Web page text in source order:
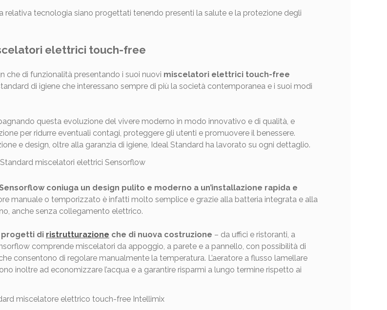
relativa tecnologia siano progettati tenendo presenti la salute e la protezione degli
elettrici touch-free
che di funzionalità presentando i suoi nuovi miscelatori elettrici touch-free
di igiene che interessano sempre di più la società contemporanea e i suoi modi
questa evoluzione del vivere moderno in modo innovativo e di qualità, e
per ridurre eventuali contagi, proteggere gli utenti e promuovere il benessere.
e design, oltre alla garanzia di igiene, Ideal Standard ha lavorato su ogni dettaglio.
coniuga un design pulito e moderno a un’installazione rapida e
manuale o temporizzato è infatti molto semplice e grazie alla batteria integrata e alla
anche senza collegamento elettrico.
progetti di ristrutturazione che di nuova costruzione – da uffici e ristoranti, a
comprende miscelatori da appoggio, a parete e a pannello, con possibilità di
consentono di regolare manualmente la temperatura. L’aeratore a flusso lamellare
inoltre ad economizzare l’acqua e a garantire risparmi a lungo termine rispetto ai